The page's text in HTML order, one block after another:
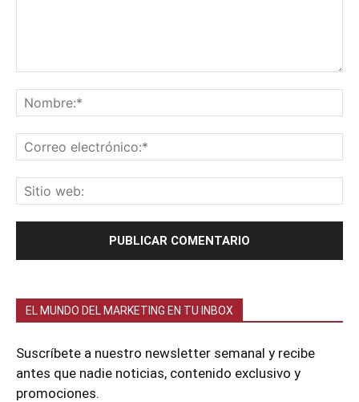
EL MUNDO DEL MARKETING EN TU INBOX
Suscríbete a nuestro newsletter semanal y recibe
antes que nadie noticias, contenido exclusivo y
promociones.